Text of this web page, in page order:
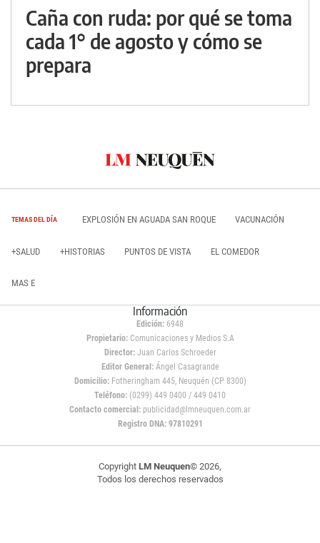
Caña con ruda: por qué se toma
cada 1° de agosto y cómo se
prepara
TEMAS DEL DÍA EXPLOSIÓN EN AGUADA SAN ROQUE VACUNACIÓN
+SALUD +HISTORIAS PUNTOS DE VISTA EL COMEDOR
MAS E
Información
Edición: 6948
Propietario:Comunicaciones y Medios S.A
Director: Juan Carlos Schroeder
Editor General:Ángel Casagrande
Domicilio:Fotheringham 445, Neuquén (CP 8300)
Teléfono: (0299) 449 0400 / 449 0410
Contacto comercial: publicidad@lmneuquen.com.ar
Registro DNA: 97810291
Copyright LM Neuquen© 2026,
Todos los derechos reservados